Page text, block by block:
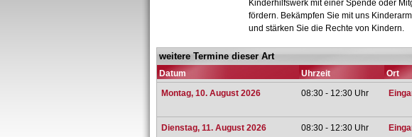
Kinderhilfswerk mit einer Spende oder
fördern. Bekämpfen Sie mit uns
und stärken Sie die Rechte von Kindern.
weitere Termine dieser Art
Datum Uhrzeit
Ort
Montag, 10. August 2026
08:30 - 12:30 Uhr
Dienstag, 11. August 2026 08:30 - 12:30 Uhr